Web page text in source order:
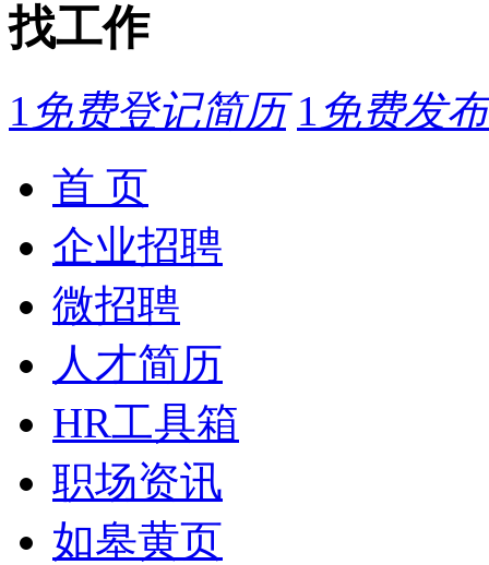
找工作
1 免费登记简历 1 免费发
首 页
企业招聘
微招聘
人才简历
HR工具箱
职场资讯
如皋黄页